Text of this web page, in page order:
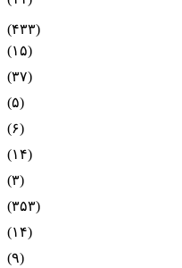
(۴۳۳)
(۱۵)
(۳۷)
(۵)
(۶)
(۱۴)
(۳)
(۳۵۳)
(۱۴)
(۹)